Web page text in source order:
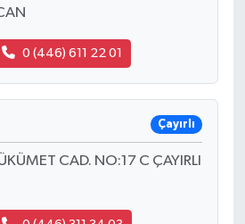
0 (446) 611 22 01
Çayırlı
CAD. NO:17 C ÇAYIRLI